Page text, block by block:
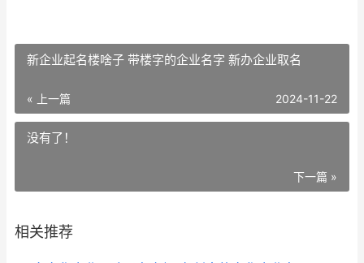
新企业起名楼啥子 带楼字的企业名字 新办企业取名
« 上一篇 2024-11-22
没有了！
下一篇 »
相关推荐